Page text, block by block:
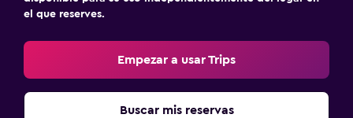
el que reserves.
Empezar a usar Trips
Buscar mis reservas